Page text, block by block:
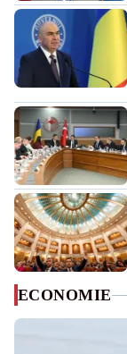
ECONOMIE